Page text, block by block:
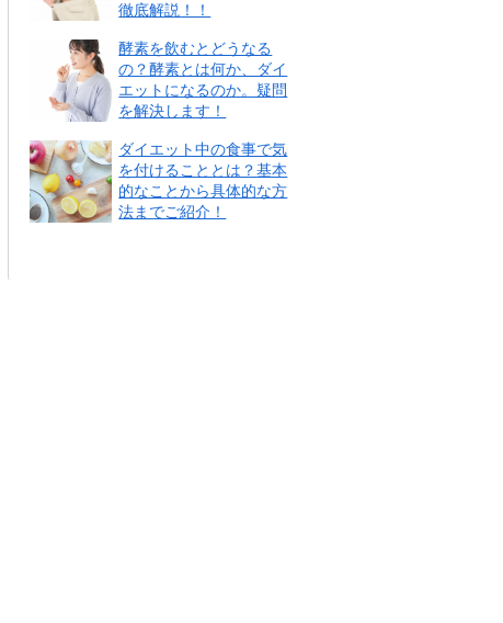
徹底解説！！
酵素を飲むとどうなる
の？酵素とは何か、ダイ
エットになるのか。疑問
を解決します！
ダイエット中の食事で気
を付けることとは？基本
的なことから具体的な方
法までご紹介！